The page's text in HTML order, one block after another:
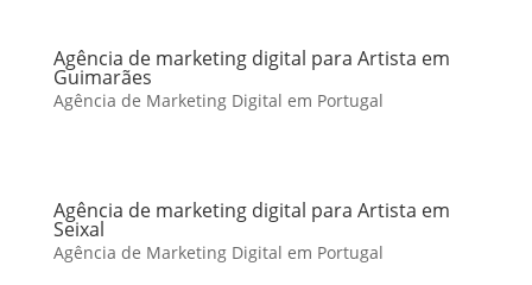
Agência de marketing digital para Artista em
Guimarães
Agência de Marketing Digital em Portugal
Agência de marketing digital para Artista em
Seixal
Agência de Marketing Digital em Portugal